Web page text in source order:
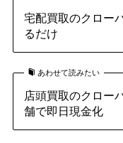
宅配買取のクロー
るだけ
あわせて読みたい
店頭買取のクロー
舗で即日現金化